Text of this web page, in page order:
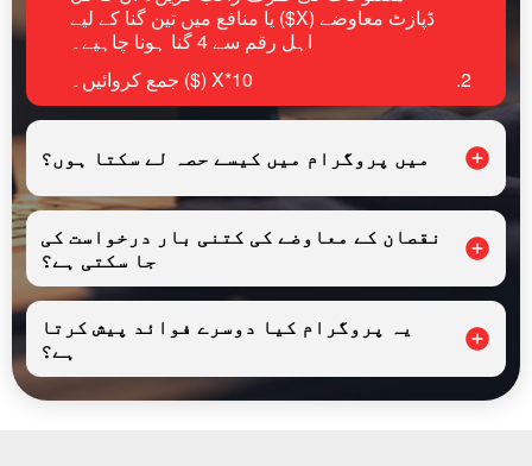
ڈپازٹ معاوضے (X$) یا منافع میں تین گنا کے لیے
اہل رقم سے 4 گنا ہونا چاہیے۔
10*X ($) جمع کروائیں۔
میں پروگرام میں کیسے حصہ لے سکتا ہوں؟
نقصان کے معاوضے کی کتنی بار درخواست کی
جا سکتی ہے؟
یہ پروگرام کیا دوسرے فوائد پیش کرتا
ہے؟